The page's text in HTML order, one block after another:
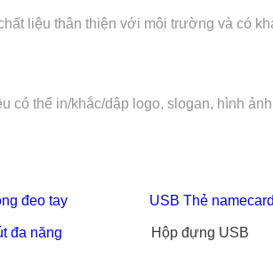
liệu thân thiện với môi trường và có
có thể in/khắc/dập logo, slogan, hình
đeo tay USB Thẻ namecard
đa năng Hộp đựng USB